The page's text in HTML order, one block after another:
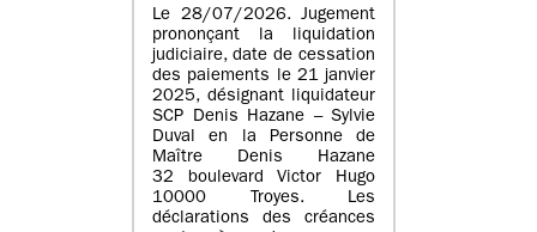
Le 28/07/2026. Jugement
prononçant la liquidation
judiciaire, date de cessation
des paiements le 21 janvier
2025, désignant liquidateur
SCP Denis Hazane – Sylvie
Duval en la Personne de
Maître Denis Hazane
32 boulevard Victor Hugo
10000 Troyes. Les
déclarations des créances